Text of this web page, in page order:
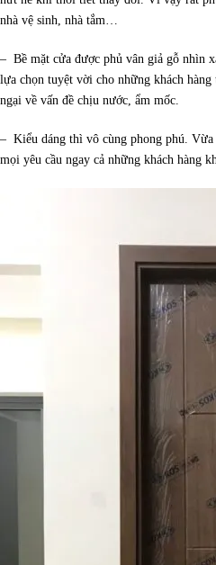
nhà vệ sinh, nhà tắm…
– Bề mặt cửa được phủ vân giả gỗ nhìn
lựa chọn tuyệt vời cho những khách
ngại về vấn đề chịu nước, ẩm mốc.
– Kiểu dáng thì vô cùng phong phú.
mọi yêu cầu ngay cả những khách hàng